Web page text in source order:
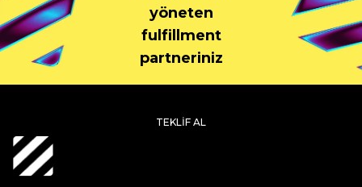
yöneten
fulfillment
partneriniz
TEKLIF AL